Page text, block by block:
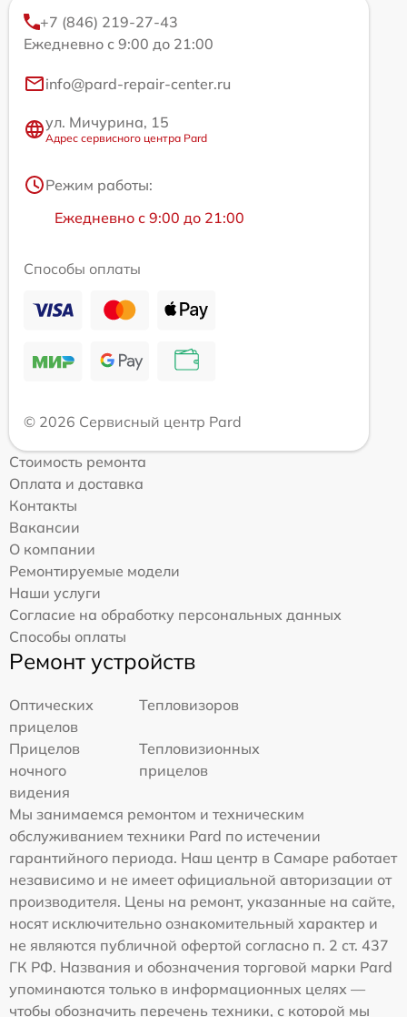
+7 (846) 219-27-43
Ежедневно с 9:00 до 21:00
info@pard-repair-center.ru
ул. Мичурина, 15
Адрес сервисного центра Pard
Режим работы:
Ежедневно с 9:00 до 21:00
Способы оплаты
© 2026 Сервисный центр Pard
Стоимость ремонта
Оплата и доставка
Контакты
Вакансии
О компании
Ремонтируемые модели
Наши услуги
Согласие на обработку персональных данных
Способы оплаты
Ремонт устройств
Оптических
прицелов
Тепловизоров
Прицелов
ночного
видения
Тепловизионных
прицелов
Мы занимаемся ремонтом и техническим
обслуживанием техники Pard по истечении
гарантийного периода. Наш центр в Самаре работает
независимо и не имеет официальной авторизации от
производителя. Цены на ремонт, указанные на сайте,
носят исключительно ознакомительный характер и
не являются публичной офертой согласно п. 2 ст. 437
ГК РФ. Названия и обозначения торговой марки Pard
упоминаются только в информационных целях —
чтобы обозначить перечень техники, с которой мы